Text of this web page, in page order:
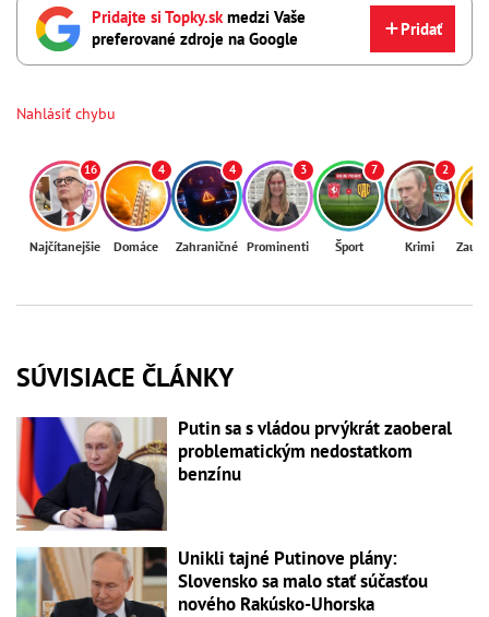
Pridajte si Topky.skmedzi Vaše
preferované zdroje na Google
Pridať
Nahlásiť chybu
16
Najčítanejšie
4
Domáce
4
Zahraničné
3
Prominenti
7
Šport
2
Krimi
SÚVISIACE ČLÁNKY
Putin sa s vládou prvýkrát zaoberal
problematickým nedostatkom
benzínu
Unikli tajné Putinove plány:
Slovensko sa malo stať súčasťou
nového Rakúsko-Uhorska